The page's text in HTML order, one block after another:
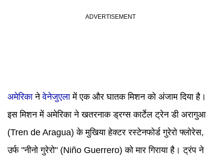
अमेरिकानेवेनेजुएलामें एक और घातक मिशन को अंजाम दिया है।
इस मिशन में अमेरिका ने खतरनाक ड्रग्स कार्टेल ट्रेन डी अरागुआ
(Tren de Aragua) के मुखिया हेक्टर रस्टेनफोर्ड गुरेरो फ्लोरेस,
उर्फ "नीनो गुरेरो" (Niño Guerrero) को मार गिराया है। ट्रंप ने